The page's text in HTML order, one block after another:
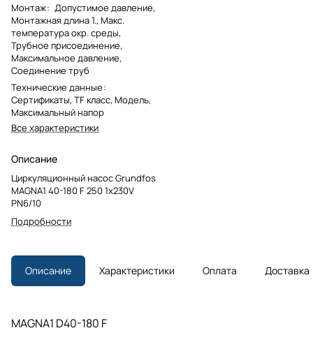
Монтаж: Допустимое давление,
Монтажная длина 1., Макс.
температура окр. среды,
Трубное присоединение,
Максимальное давление,
Соединение труб
Технические данные:
Сертификаты, TF класс, Модель,
Максимальный напор
Все характеристики
Описание
Циркуляционный насос Grundfos
MAGNA1 40-180 F 250 1x230V
PN6/10
Подробности
Описание Характеристики Оплата Доставка
MAGNA1 D40-180 F